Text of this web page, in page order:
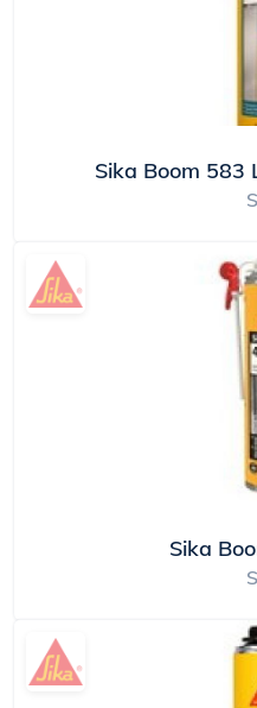
Sika Boom 583
Sika